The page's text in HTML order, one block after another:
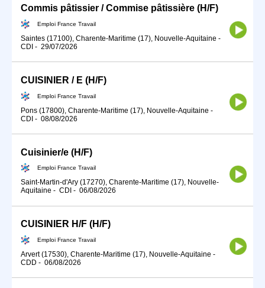
Commis pâtissier / Commise pâtissière (H/F)
Emploi France Travail
Saintes (17100), Charente-Maritime (17), Nouvelle-Aquitaine -
CDI - 29/07/2026
CUISINIER / E (H/F)
Emploi France Travail
Pons (17800), Charente-Maritime (17), Nouvelle-Aquitaine -
CDI - 08/08/2026
Cuisinier/e (H/F)
Emploi France Travail
Saint-Martin-d'Ary (17270), Charente-Maritime (17), Nouvelle-
Aquitaine - CDI - 06/08/2026
CUISINIER H/F (H/F)
Emploi France Travail
Arvert (17530), Charente-Maritime (17), Nouvelle-Aquitaine -
CDD - 06/08/2026